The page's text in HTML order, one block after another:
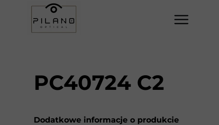
Dodatkowe informacje o produkcie
PC40724 C2